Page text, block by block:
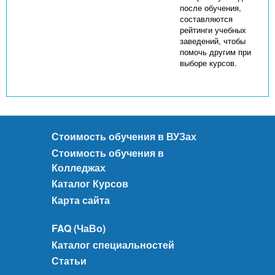
после обучения,
составляются
рейтинги учебных
заведений, чтобы
помочь другим при
выборе курсов.
Стоимость обучения в ВУЗах
Стоимость обучения в
Колледжах
Каталог Курсов
Карта сайта
FAQ (ЧаВо)
Каталог специальностей
Статьи